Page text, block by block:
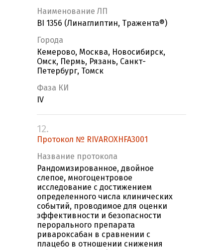
Наименование ЛП
BI 1356 (Линаглиптин, Тражента®)
Города
Кемерово, Москва, Новосибирск,
Омск, Пермь, Рязань, Санкт-
Петербург, Томск
Фаза КИ
IV
12.
Протокол № RIVAROXHFA3001
Название протокола
Рандомизированное, двойное
слепое, многоцентровое
исследование с достижением
определенного числа клинических
событий, проводимое для оценки
эффективности и безопасности
перорального препарата
ривароксабан в сравнении с
плацебо в отношении снижения